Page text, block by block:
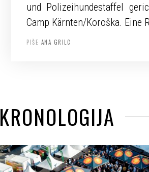
und Polizeihundestaffel
Camp Kärnten/Koroška. Eine
PIŠE ANA GRILC
KRONOLOGIJA